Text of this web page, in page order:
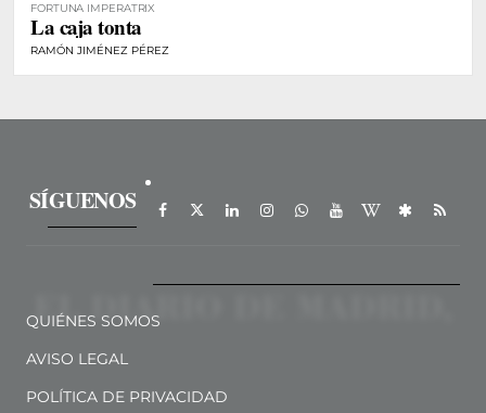
FORTUNA IMPERATRIX
La caja tonta
RAMÓN JIMÉNEZ PÉREZ
SÍGUENOS
QUIÉNES SOMOS
AVISO LEGAL
POLÍTICA DE PRIVACIDAD